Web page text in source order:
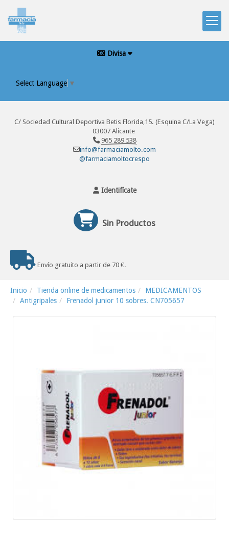
Divisa
Select Language ▼
C/ Sociedad Cultural Deportiva Betis Florida,15. (Esquina C/La Vega)
03007 Alicante
965 289 538
info@farmaciamolto.com
@farmaciamoltocrespo
Identifícate
Sin Productos
Envío gratuito a partir de 70 €.
Inicio Tienda online de medicamentos
MEDICAMENTOS
Antigripales
Frenadol junior 10 sobres. CN705657